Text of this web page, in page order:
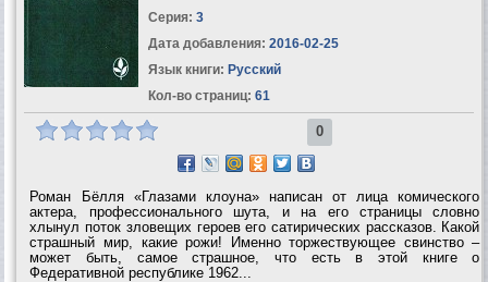
Серия: 3
Дата добавления: 2016-02-25
Язык книги: Русский
Кол-во страниц: 61
0
Роман Бёлля «Глазами клоуна» написан от лица комического
актера, профессионального шута, и на его страницы словно
хлынул поток зловещих героев его сатирических рассказов. Какой
страшный мир, какие рожи! Именно торжествующее свинство –
может быть, самое страшное, что есть в этой книге о
Федеративной республике 1962...